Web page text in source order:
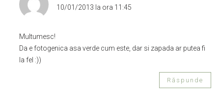
10/01/2013 la ora 11:45
Multumesc!
Da e fotogenica asa verde cum este, dar si zapada ar putea fi
la fel :))
Răspunde